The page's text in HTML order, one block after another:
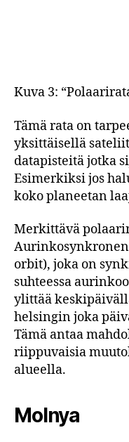
Kuva 3:
Tämä rata on
yksittäisellä
datapisteitä jotka
Esimerkiksi jos
koko planeetan
Merkittävä
Aurinkosynkronen
orbit), joka on
suhteessa
ylittää
helsingin joka
Tämä antaa
riippuvaisia
alueella.
Molnya